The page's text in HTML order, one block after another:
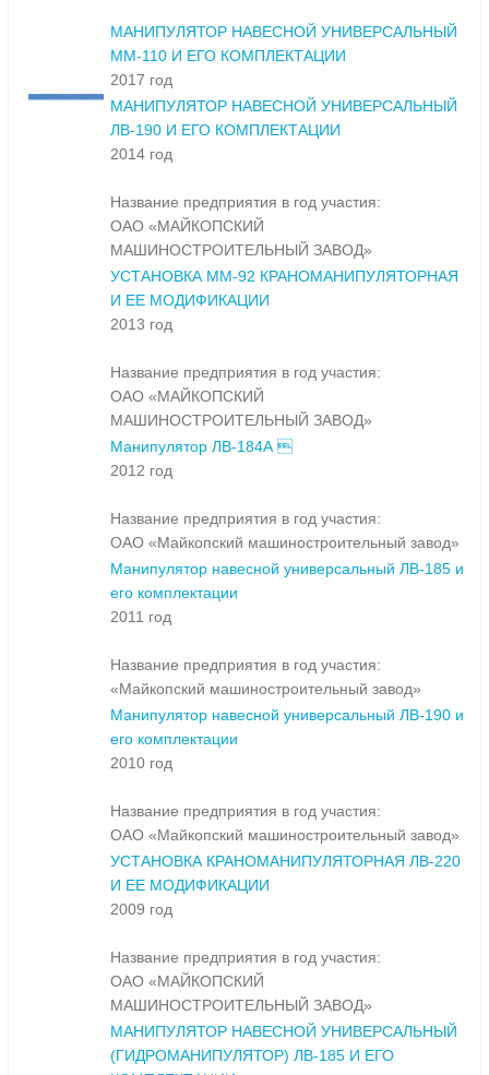
МАНИПУЛЯТОР НАВЕСНОЙ УНИВЕРСАЛЬНЫЙ
ММ-110 И ЕГО КОМПЛЕКТАЦИИ
2017 год
МАНИПУЛЯТОР НАВЕСНОЙ УНИВЕРСАЛЬНЫЙ
ЛВ-190 И ЕГО КОМПЛЕКТАЦИИ
2014 год
Название предприятия в год участия:
ОАО «МАЙКОПСКИЙ
МАШИНОСТРОИТЕЛЬНЫЙ ЗАВОД»
УСТАНОВКА ММ-92 КРАНОМАНИПУЛЯТОРНАЯ
И ЕЕ МОДИФИКАЦИИ
2013 год
Название предприятия в год участия:
ОАО «МАЙКОПСКИЙ
МАШИНОСТРОИТЕЛЬНЫЙ ЗАВОД»
Манипулятор ЛВ-184А 
2012 год
Название предприятия в год участия:
ОАО «Майкопский машиностроительный завод»
Манипулятор навесной универсальный ЛВ-185 и
его комплектации
2011 год
Название предприятия в год участия:
«Майкопский машиностроительный завод»
Манипулятор навесной универсальный ЛВ-190 и
его комплектации
2010 год
Название предприятия в год участия:
ОАО «Майкопский машиностроительный завод»
УСТАНОВКА КРАНОМАНИПУЛЯТОРНАЯ ЛВ-220
И ЕЕ МОДИФИКАЦИИ
2009 год
Название предприятия в год участия:
ОАО «МАЙКОПСКИЙ
МАШИНОСТРОИТЕЛЬНЫЙ ЗАВОД»
МАНИПУЛЯТОР НАВЕСНОЙ УНИВЕРСАЛЬНЫЙ
(ГИДРОМАНИПУЛЯТОР) ЛВ-185 И ЕГО